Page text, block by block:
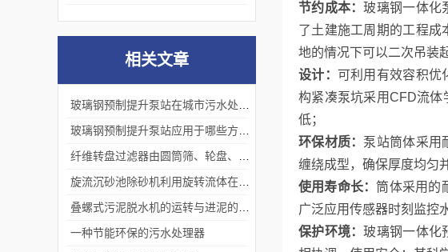
节约成本： 玻璃钢一体化
了土建施工周期的工程成
地的情况下可以二次吊装
设计： 可利用有效容积优
构紧凑泵坑采用CFD流体
低；
环保材质： 泵站筒体采用
缠绕成型，确保厚度均匀
使用寿命长：筒体采用的
广泛应用传感器时刻监控
保护环境： 玻璃钢一体化
相关文章
一种节能环保的污水处理器